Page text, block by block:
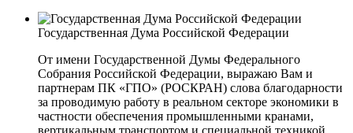
Государственная Дума Российской Федерации
От имени Государственной Думы Федерального
Собрания Российской Федерации, выражаю Вам и
партнерам ПК «ГПО» (РОСКРАН) слова благодарности
за проводимую работу в реальном секторе экономики в
частности обеспечения промышленными кранами,